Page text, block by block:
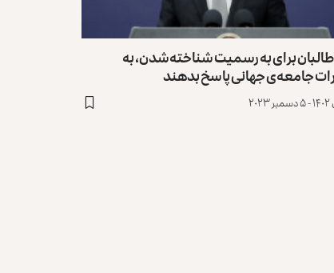
برای به رسمیت شناخته‌شدن، به
جامعه‌ی جهانی پاسخ بدهند